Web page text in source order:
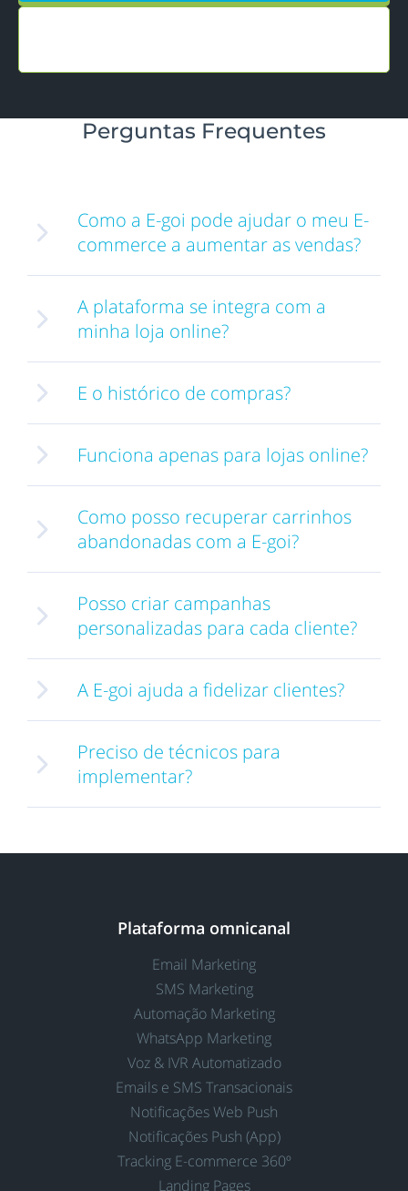
Perguntas Frequentes
Como a E-goi pode ajudar o meu E-
commerce a aumentar as vendas?
A plataforma se integra com a
minha loja online?
E o histórico de compras?
Funciona apenas para lojas online?
Como posso recuperar carrinhos
abandonadas com a E-goi?
Posso criar campanhas
personalizadas para cada cliente?
A E-goi ajuda a fidelizar clientes?
Preciso de técnicos para
implementar?
Plataforma omnicanal
Email Marketing
SMS Marketing
Automação Marketing
WhatsApp Marketing
Voz & IVR Automatizado
Emails e SMS Transacionais
Notificações Web Push
Notificações Push (App)
Tracking E-commerce 360º
Landing Pages